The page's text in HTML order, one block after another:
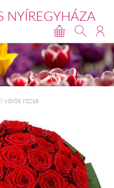
NYÍREGYHÁZA
vörös rózsa